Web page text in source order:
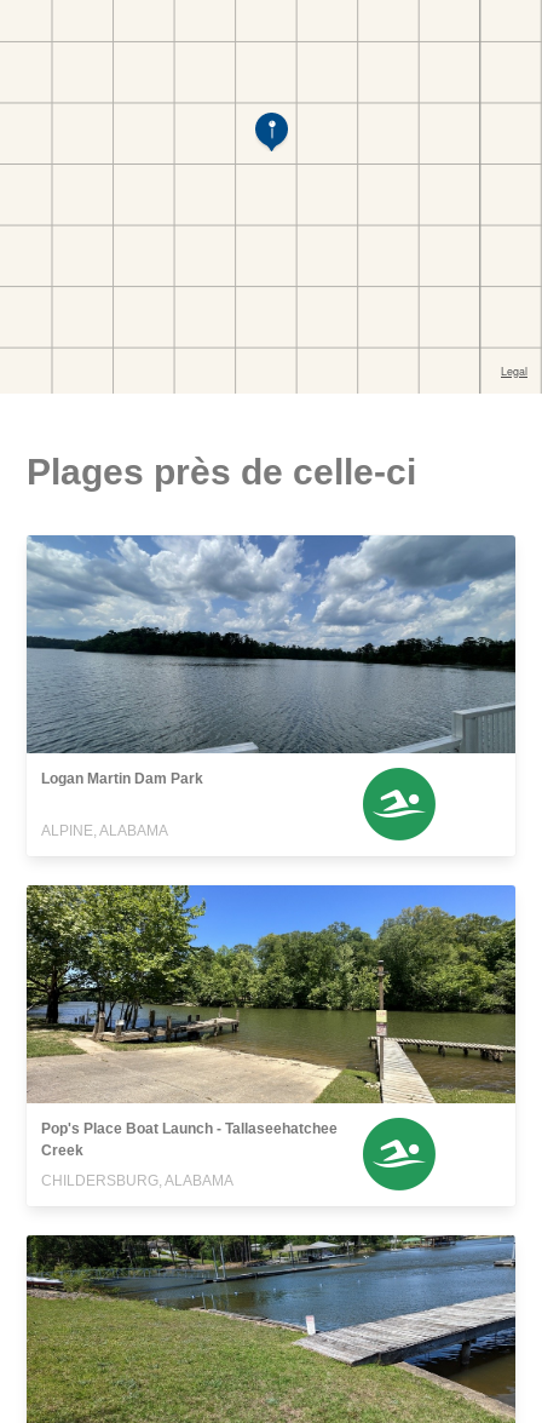
Plages près de celle-ci
Logan Martin Dam Park
ALPINE, ALABAMA
Pop's Place Boat Launch - Tallaseehatchee
Creek
CHILDERSBURG, ALABAMA